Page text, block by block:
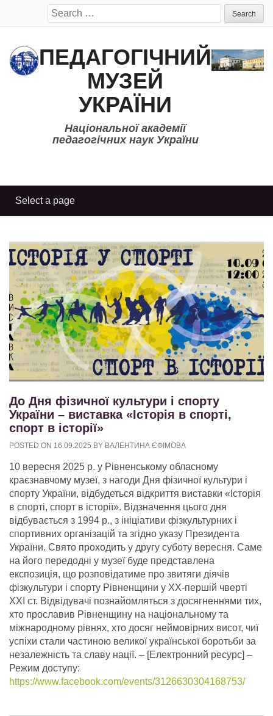
Search
for:
ПЕДАГОГІЧНИЙ
МУЗЕЙ
УКРАЇНИ
Національної академії
педагогічних наук України
До Дня фізичної культури і спорту
України – виставка «Історія в спорті,
спорт в історії»
POSTED ON 16.09.2025 BY ВАЛЕНТИНА ЄФІМОВА
10 вересня 2025 р. у Рівненському обласному
краєзнавчому музеї, з нагоди Дня фізичної культури і
спорту України, відбудеться відкриття виставки «Історія
в спорті, спорт в історії». Відзначення цього дня
відбувається з 1994 р., з ініціативи фізкультурних і
спортивних організацій та згідно указу Президента
України. Свято проходить у другу суботу вересня. Саме
на його передодні у музеї буде представлена
експозиція, що розповідатиме про звитяги діячів
фізкультури і спорту Рівненщини у ХХ-першій чверті
ХХІ ст. Відвідувачі познайомляться з досягненнями тих,
хто прославив Рівненщину на національному та
міжнародному рівнях, хто досяг неймовірних висот, чиї
успіхи стали частиною великої української боротьби за
незалежність та славу нації. – [Електронний ресурс] –
Режим доступу:
https://www.facebook.com/events/3126630304168753/